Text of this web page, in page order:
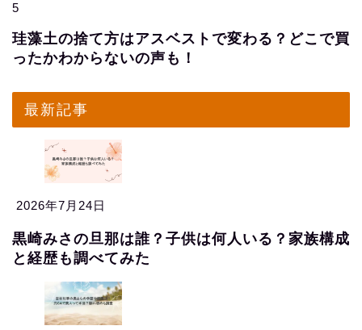
5
珪藻土の捨て方はアスベストで変わる？どこで買
ったかわからないの声も！
最新記事
2026年7月24日
黒崎みさの旦那は誰？子供は何人いる？家族構成
と経歴も調べてみた